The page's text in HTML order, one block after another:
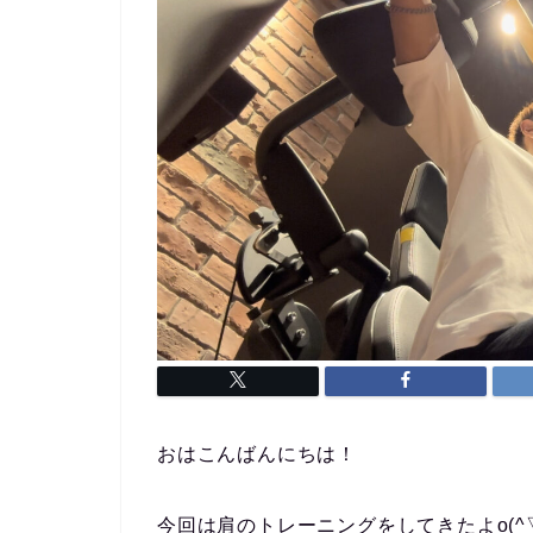
おはこんばんにちは！
今回は肩のトレーニングをしてきたよ